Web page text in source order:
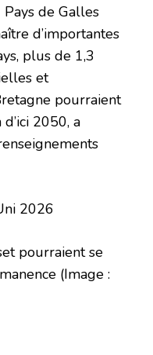
de Galles
d’importantes
plus de 1,3
et
pourraient
2050, a
pourraient se
(Image :